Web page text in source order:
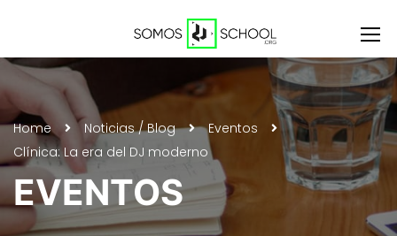
Home Noticias / Blog
Eventos
Clínica: La era del DJ moderno
EVENTOS